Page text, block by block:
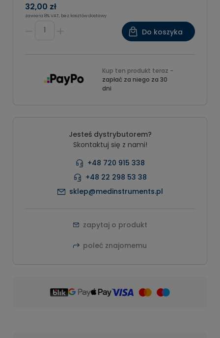
32,00 zł
zawiera 8% VAT, bez kosztów dostawy
Do koszyka
Kup ten produkt teraz -
zapłać za niego za 30
dni
Jesteś dystrybutorem?
Skontaktuj się z nami!
+48 720 915 338
+48 22 298 53 38
sklep@medinstruments.pl
zapytaj o produkt
poleć znajomemu